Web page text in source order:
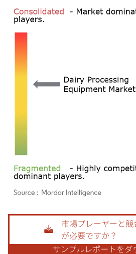
画像 © Mordor Intelligence。再利用にはCC